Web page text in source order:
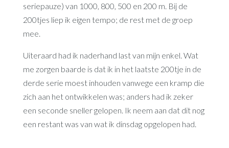
seriepauze) van 1000, 800, 500 en 200 m. Bij de
200tjes liep ik eigen tempo; de rest met de groep
mee.
Uiteraard had ik naderhand last van mijn enkel. Wat
me zorgen baarde is dat ik in het laatste 200tje in de
derde serie moest inhouden vanwege een kramp die
zich aan het ontwikkelen was; anders had ik zeker
een seconde sneller gelopen. Ik neem aan dat dit nog
een restant was van wat ik dinsdag opgelopen had.